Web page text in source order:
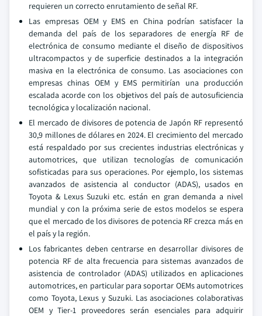
requieren un correcto enrutamiento de señal RF.
Las empresas OEM y EMS en China podrían satisfacer la
demanda del país de los separadores de energía RF de
electrónica de consumo mediante el diseño de dispositivos
ultracompactos y de superficie destinados a la integración
masiva en la electrónica de consumo. Las asociaciones con
empresas chinas OEM y EMS permitirían una producción
escalada acorde con los objetivos del país de autosuficiencia
tecnológica y localización nacional.
El mercado de divisores de potencia de Japón RF representó
30,9 millones de dólares en 2024. El crecimiento del mercado
está respaldado por sus crecientes industrias electrónicas y
automotrices, que utilizan tecnologías de comunicación
sofisticadas para sus operaciones. Por ejemplo, los sistemas
avanzados de asistencia al conductor (ADAS), usados en
Toyota & Lexus Suzuki etc. están en gran demanda a nivel
mundial y con la próxima serie de estos modelos se espera
que el mercado de los divisores de potencia RF crezca más en
el país y la región.
Los fabricantes deben centrarse en desarrollar divisores de
potencia RF de alta frecuencia para sistemas avanzados de
asistencia de controlador (ADAS) utilizados en aplicaciones
automotrices, en particular para soportar OEMs automotrices
como Toyota, Lexus y Suzuki. Las asociaciones colaborativas
OEM y Tier-1 proveedores serán esenciales para adquirir